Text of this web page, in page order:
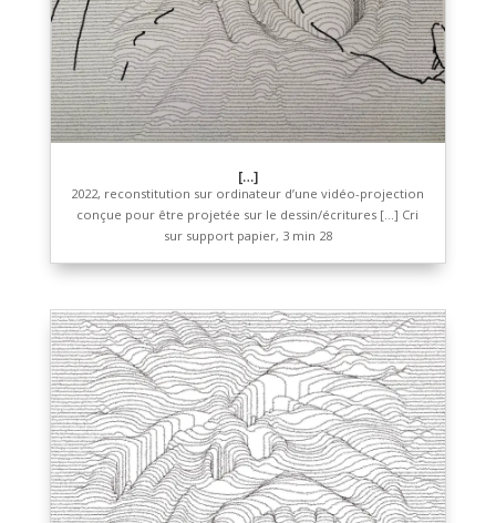
Plantes et témoignages
2023, projet collaboratif, Julie Bouchard, Marie Di
Eugénie Gaultier Boucher et Julie Métivier, 90 x 130